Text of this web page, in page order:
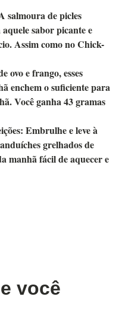
salmoura de picles
sabor picante e
Assim como no Chick-
ovo e frango, esses
enchem o suficiente para
Você ganha 43 gramas
Embrulhe e leve à
grelhados de
manhã fácil de aquecer e
você